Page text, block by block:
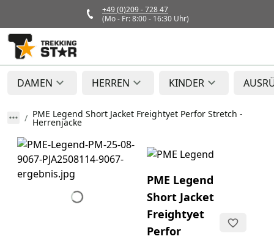
+49 (0)209 - 728 47
(Mo - Fr: 8:00 - 16:30 Uhr)
DAMEN HERREN KINDER
PME Legend Short Jacket Freightyet Perfor Stretch -
Herrenjacke
PME Legend
Short Jacket
Freightyet
Perfor